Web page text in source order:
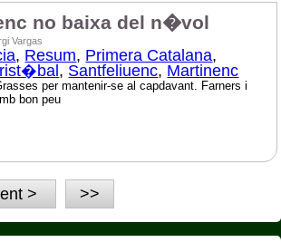
no baixa del n�vol
Vargas
, Resum, Primera Catalana,
, Santfeliuenc, Martinenc
per mantenir-se al capdavant. Farners i
bon peu
> >>